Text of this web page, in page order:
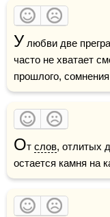
У любви две
часто не хватает
прошлого,
От слов, отлитых
остается камня на